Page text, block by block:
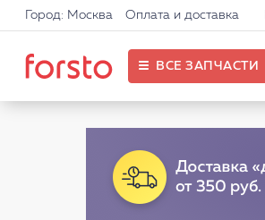
Город: Москва Оплата и доставка
ВСЕ ЗАПЧАСТИ